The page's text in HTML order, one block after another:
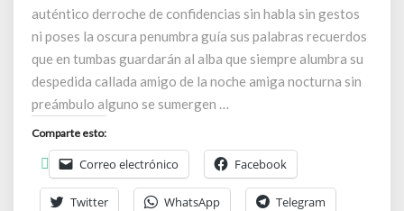
auténtico derroche de confidencias sin habla sin gestos
ni poses la oscura penumbra guía sus palabras recuerdos
que en tumbas guardarán al alba que siempre alumbra su
despedida callada amigo de la noche amiga nocturna sin
preámbulo alguno se sumergen …
Comparte esto:
Correo electrónico Facebook
Twitter WhatsApp Telegram